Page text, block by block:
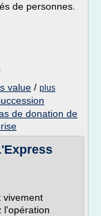
de personnes.
value / plus
de donation de
vivement
l'opération